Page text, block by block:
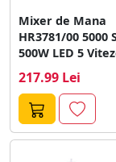
Mixer de Mana
HR3781/00 5000 Series
500W LED 5 Viteze Functia
217.99 Lei